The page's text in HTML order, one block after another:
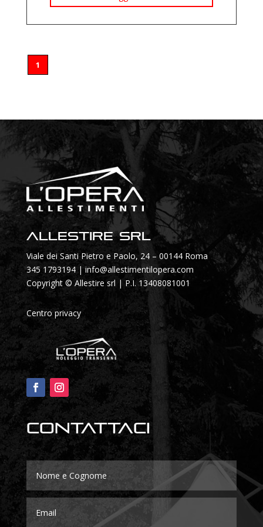
1
Allestire SRL
Viale dei Santi Pietro e Paolo, 24 – 00144 Roma
345 1793194|info@allestimentilopera.com
Copyright © Allestire srl | P.I. 13408081001
Centro privacy
Contattaci